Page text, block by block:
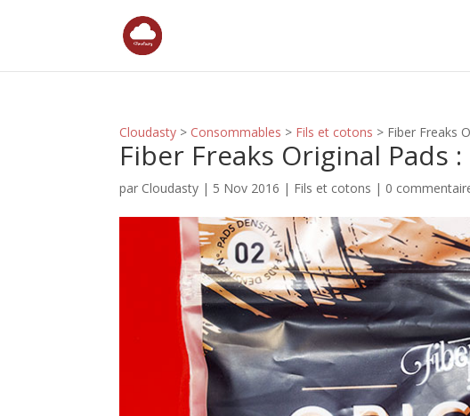
Cloudasty > Consommables > Fils et cotons > Fiber Freaks
Fiber Freaks Original Pads
par Cloudasty | 5 Nov 2016 | Fils et cotons | 0